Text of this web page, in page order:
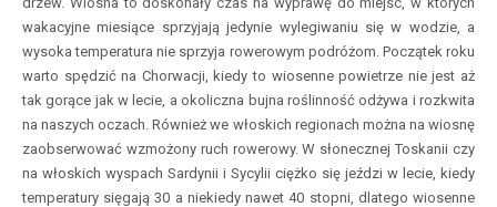
wakacyjne miesiące sprzyjają jedynie wylegiwaniu się w wodzie, a
wysoka temperatura nie sprzyja rowerowym podróżom. Początek roku
warto spędzić na Chorwacji, kiedy to wiosenne powietrze nie jest aż
tak gorące jak w lecie, a okoliczna bujna roślinność odżywa i rozkwita
na naszych oczach. Również we włoskich regionach można na wiosnę
zaobserwować wzmożony ruch rowerowy. W słonecznej Toskanii czy
na włoskich wyspach Sardynii i Sycylii ciężko się jeździ w lecie, kiedy
temperatury sięgają 30 a niekiedy nawet 40 stopni, dlatego wiosenne